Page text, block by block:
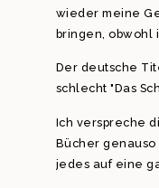
wieder meine
bringen, obwohl
Der deutsche
schlecht "Das
Ich verspreche
Bücher
jedes auf eine